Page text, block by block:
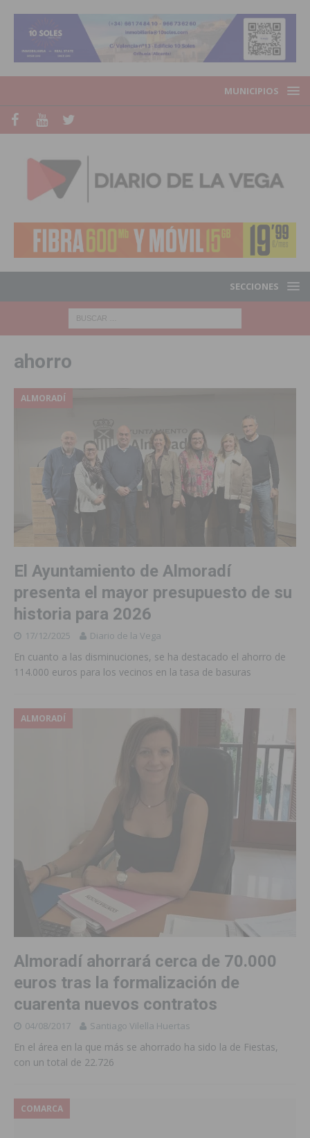
MUNICIPIOS
SECCIONES
ahorro
ALMORADÍ
El Ayuntamiento de Almoradí
presenta el mayor presupuesto de su
historia para 2026
17/12/2025 Diario de la Vega
En cuanto a las disminuciones, se ha destacado el ahorro de
114.000 euros para los vecinos en la tasa de basuras
ALMORADÍ
Almoradí ahorrará cerca de 70.000
euros tras la formalización de
cuarenta nuevos contratos
04/08/2017 Santiago Vilella Huertas
En el área en la que más se ahorrado ha sido la de Fiestas,
con un total de 22.726
COMARCA